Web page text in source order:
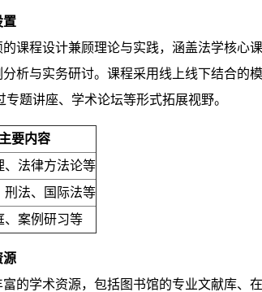
置
课程设计兼顾理论与实践，涵盖法学核心
分析与实务研讨。课程采用线上线下结合的
专题讲座、学术论坛等形式拓展视野。
主要内容
、法律方法论等
刑法、国际法等
、案例研习等
源
的学术资源，包括图书馆的专业文献库、